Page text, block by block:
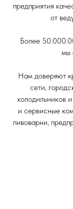
предприятия
от
Более
мы
Нам доверяют
сети,
холодильников
и сервисные
пивоварни,